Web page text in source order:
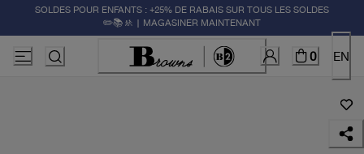
SOLDES POUR ENFANTS : +25% DE RABAIS SUR TOUS LES SOLDES
✏️📚🚸 | MAGASINER MAINTENANT
0 EN